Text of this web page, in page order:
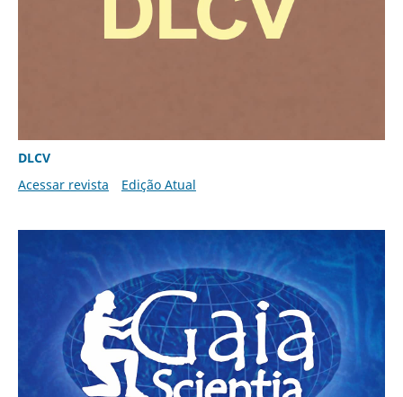
DLCV
Acessar revista
Edição Atual